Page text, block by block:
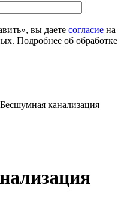
вы даете согласие на
Подробнее об обработке
канализация